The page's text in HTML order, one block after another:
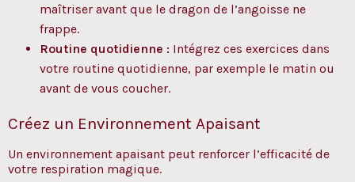
maîtriser avant que le dragon de l’angoisse ne
frappe.
Routine quotidienne : Intégrez ces exercices dans
votre routine quotidienne, par exemple le matin ou
avant de vous coucher.
Créez un Environnement Apaisant
Un environnement apaisant peut renforcer l’efficacité de
votre respiration magique.